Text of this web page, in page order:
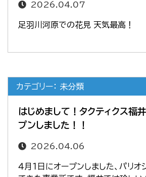
2026.04.07
足羽川河原での花見 天気最高！
カテゴリー： 未分類
はじめまして！タクティクス福
プンしました！！
2026.04.06
４月１日にオープンしました、パリオ